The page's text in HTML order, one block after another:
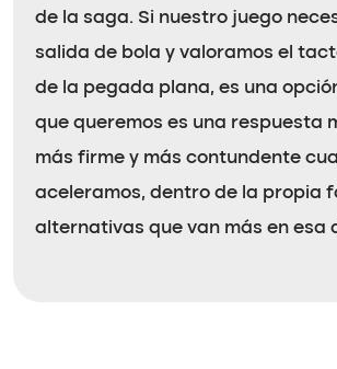
de la saga. Si nuestro juego
salida de bola y valoramos el
de la pegada plana, es una
que queremos es una respuesta
más firme y más contundente
aceleramos, dentro de la propia
alternativas que van más en esa